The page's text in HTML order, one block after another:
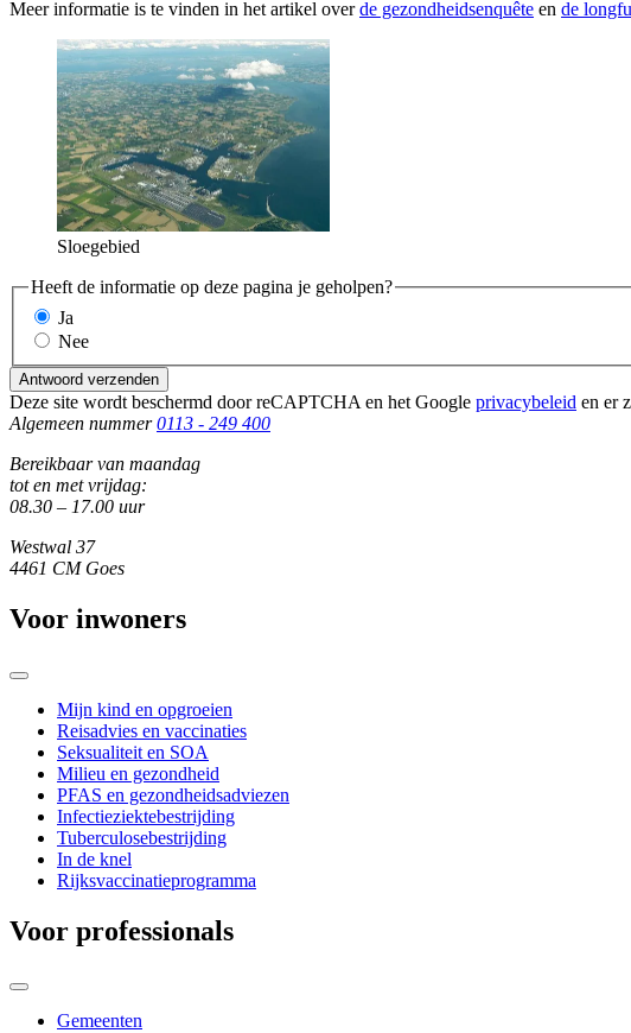
Meer informatie is te vinden in het artikel overde gezondheidsenquête en de
Sloegebied
Heeft de informatie op deze pagina je geholpen?
Ja
Nee
Antwoord verzenden
Deze site wordt beschermd door reCAPTCHA en het Google privacybeleid en er
Algemeen nummer 0113 - 249 400
Bereikbaar van maandag
tot en met vrijdag:
08.30 – 17.00 uur
Westwal 37
4461 CM Goes
Voor inwoners
Mijn kind en opgroeien
Reisadvies en vaccinaties
Seksualiteit en SOA
Milieu en gezondheid
PFAS en gezondheidsadviezen
Infectieziektebestrijding
Tuberculosebestrijding
In de knel
Rijksvaccinatieprogramma
Voor professionals
Gemeenten